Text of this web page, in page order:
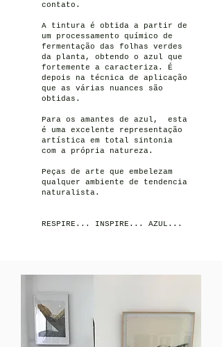
contato.
A tintura é obtida a partir de
um processamento químico de
fermentação das folhas verdes
da planta, obtendo o azul que
fortemente a caracteriza. É
depois na técnica de aplicação
que as várias nuances são
obtidas.
Para os amantes de azul, esta
é uma excelente representação
artística em total sintonia
com a própria natureza.
Peças de arte que embelezam
qualquer ambiente de tendencia
naturalista.
RESPIRE... INSPIRE... AZUL...